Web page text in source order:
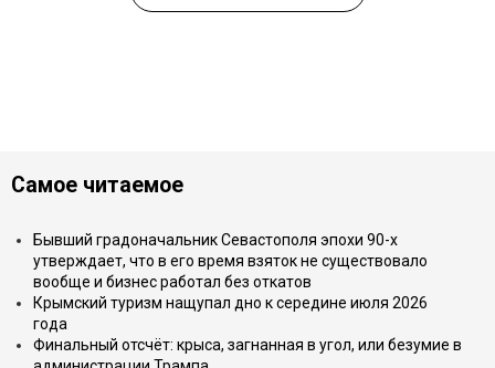
Самое читаемое
Бывший градоначальник Севастополя эпохи 90-х
утверждает, что в его время взяток не существовало
вообще и бизнес работал без откатов
Крымский туризм нащупал дно к середине июля 2026
года
Финальный отсчёт: крыса, загнанная в угол, или безумие в